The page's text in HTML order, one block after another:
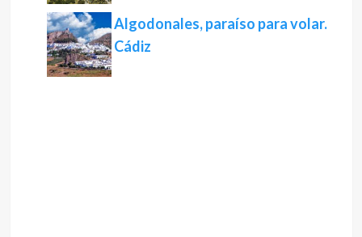
Algodonales, paraíso para volar.
Cádiz